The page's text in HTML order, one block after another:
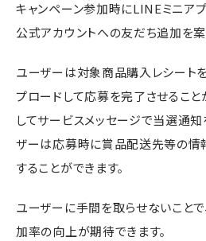
キャンペーン参加時にLINEミニア
公式アカウントへの友だち追加を案
ユーザーは対象商品購入レシート
プロードして応募を完了させること
してサービスメッセージで当選通知
ザーは応募時に賞品配送先等の情
することができます。
ユーザーに手間を取らせないこと
加率の向上が期待できます。